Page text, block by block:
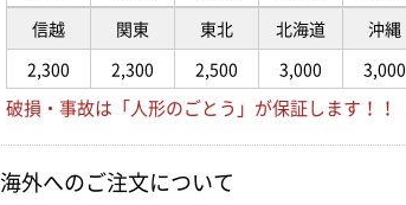
信越
関東 東北 北海道
沖縄
2,300
2,300 2,500 3,000 3,000
破損・事故は「人形のごとう」が保証します！！
海外へのご注文について